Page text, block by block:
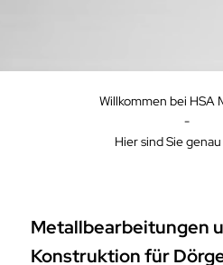
Willkommen bei HSA
-
Hier sind Sie
Metallbearbeitungen
Konstruktion für